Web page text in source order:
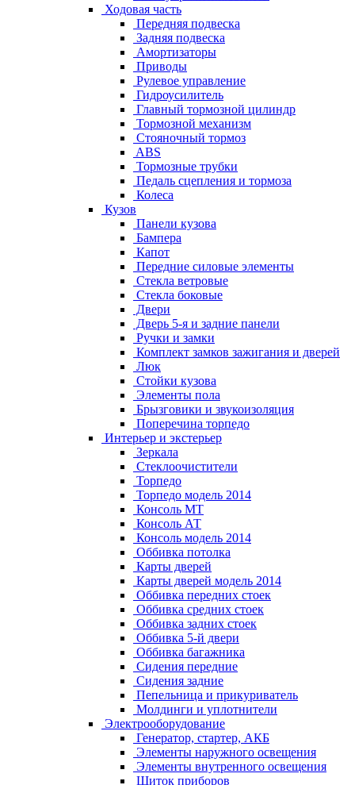
Ходовая часть
Передняя подвеска
Задняя подвеска
Амортизаторы
Приводы
Рулевое управление
Гидроусилитель
Главный тормозной цилиндр
Тормозной механизм
Стояночный тормоз
ABS
Тормозные трубки
Педаль сцепления и тормоза
Колеса
Кузов
Панели кузова
Бампера
Капот
Передние силовые элементы
Стекла ветровые
Стекла боковые
Двери
Дверь 5-я и задние панели
Ручки и замки
Комплект замков зажигания и дверей
Люк
Стойки кузова
Элементы пола
Брызговики и звукоизоляция
Поперечина торпедо
Интерьер и экстерьер
Зеркала
Стеклоочистители
Торпедо
Торпедо модель 2014
Консоль МТ
Консоль АТ
Консоль модель 2014
Оббивка потолка
Карты дверей
Карты дверей модель 2014
Оббивка передних стоек
Оббивка средних стоек
Оббивка задних стоек
Оббивка 5-й двери
Оббивка багажника
Сидения передние
Сидения задние
Пепельница и прикуриватель
Молдинги и уплотнители
Электрооборудование
Генератор, стартер, АКБ
Элементы наружного освещения
Элементы внутренного освещения
Щиток приборов